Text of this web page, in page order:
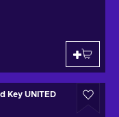
Key UNITED